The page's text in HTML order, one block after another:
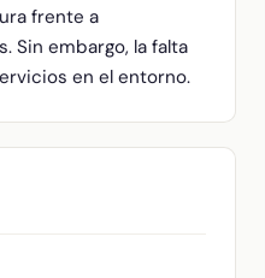
frente a
Sin embargo, la falta
en el entorno.